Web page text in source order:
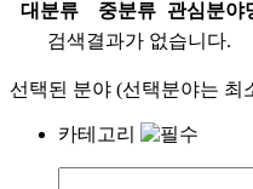
대분류
중분류
관심분야
검색결과가 없습니다.
선택된 분야 (선택분야는 최
카테고리